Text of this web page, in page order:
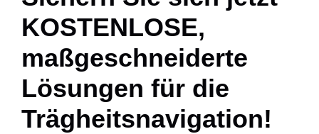
KOSTENLOSE,
maßgeschneiderte
Lösungen für die
Trägheitsnavigation!